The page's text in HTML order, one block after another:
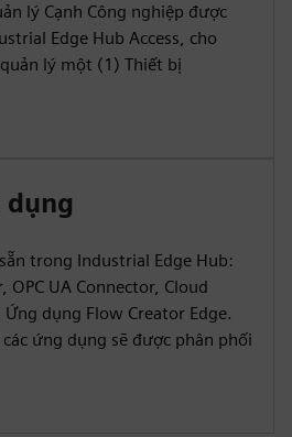
lý Cạnh Công nghiệp được
Edge Hub Access, cho
lý một (1) Thiết bị
dụng
trong Industrial Edge Hub:
OPC UA Connector, Cloud
dụng Flow Creator Edge.
ứng dụng sẽ được phân phối